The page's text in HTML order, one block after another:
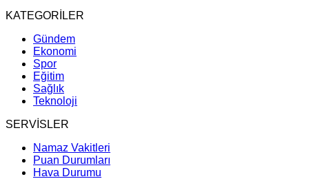
KATEGORİLER
Gündem
Ekonomi
Spor
Eğitim
Sağlık
Teknoloji
SERVİSLER
Namaz Vakitleri
Puan Durumları
Hava Durumu